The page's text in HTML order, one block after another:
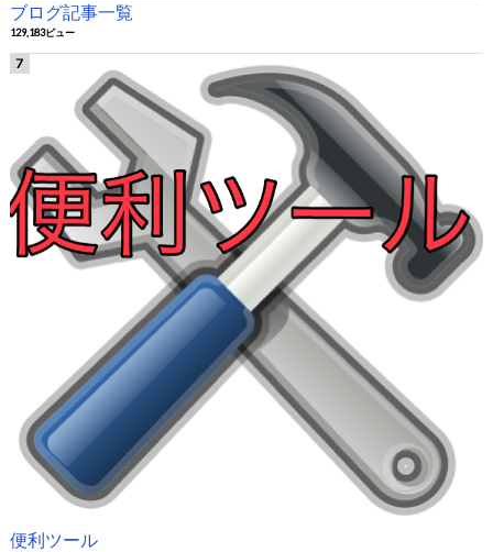
ブログ記事一覧
129,183ビュー
便利ツール